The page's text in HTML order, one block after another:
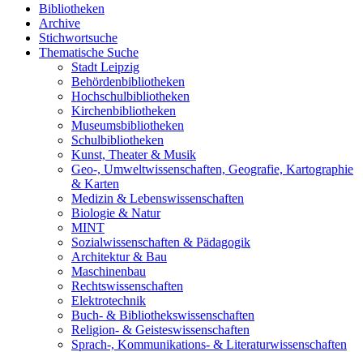
Bibliotheken
Archive
Stichwortsuche
Thematische Suche
Stadt Leipzig
Behördenbibliotheken
Hochschulbibliotheken
Kirchenbibliotheken
Museumsbibliotheken
Schulbibliotheken
Kunst, Theater & Musik
Geo-, Umweltwissenschaften, Geografie, Kartographie
& Karten
Medizin & Lebenswissenschaften
Biologie & Natur
MINT
Sozialwissenschaften & Pädagogik
Architektur & Bau
Maschinenbau
Rechtswissenschaften
Elektrotechnik
Buch- & Bibliothekswissenschaften
Religion- & Geisteswissenschaften
Sprach-, Kommunikations- & Literaturwissenschaften